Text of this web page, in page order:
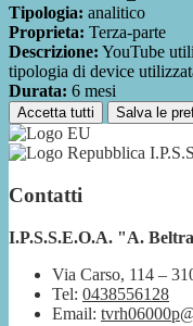
Tipologia: analitico
Proprieta: Terza-parte
Descrizione: YouTube
tipologia di device
Durata: 6 mesi
Accetta tutti Salva le
Contatti
I.P.S.S.E.O.A. "A.
Via Carso, 114 –
Tel: 0438556128
Email: